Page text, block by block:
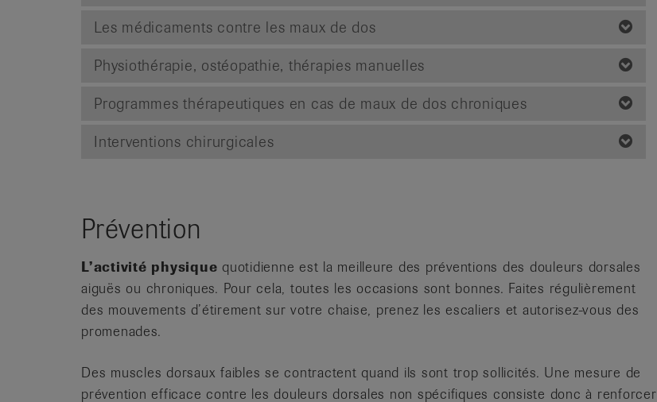
Les médicaments contre les maux de dos
Physiothérapie, ostéopathie, thérapies manuelles
Programmes thérapeutiques en cas de maux de dos chroniques
Interventions chirurgicales
Prévention
L’activité physique quotidienne est la meilleure des préventions des douleurs dorsales
aiguës ou chroniques. Pour cela, toutes les occasions sont bonnes. Faites régulièrement
des mouvements d’étirement sur votre chaise, prenez les escaliers et autorisez-vous des
promenades.
Des muscles dorsaux faibles se contractent quand ils sont trop sollicités. Une mesure de
prévention efficace contre les douleurs dorsales non spécifiques consiste donc à renforcer